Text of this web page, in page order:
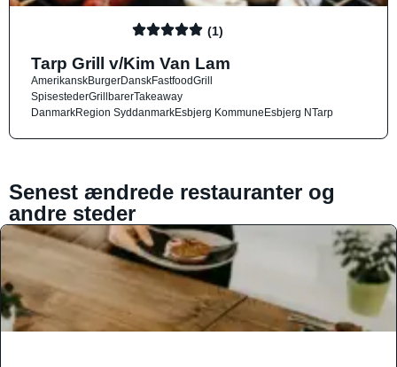
(1)
Tarp Grill v/Kim Van Lam
AmerikanskBurgerDanskFastfoodGrill
SpisestederGrillbarerTakeaway
DanmarkRegion SyddanmarkEsbjerg KommuneEsbjerg NTarp
Senest ændrede restauranter og
andre steder